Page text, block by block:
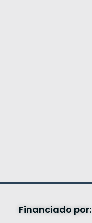
Financiado por: